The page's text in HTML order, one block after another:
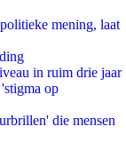
mening, laat
in ruim drie jaar
op
die mensen